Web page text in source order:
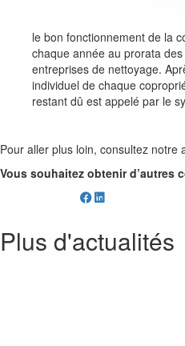
le bon fonctionnement de la
chaque année au prorata
entreprises de nettoyage.
individuel de chaque
restant dû est appelé par le
Pour aller plus loin, consultez notre
Vous souhaitez obtenir d’autres
Plus d'actualités